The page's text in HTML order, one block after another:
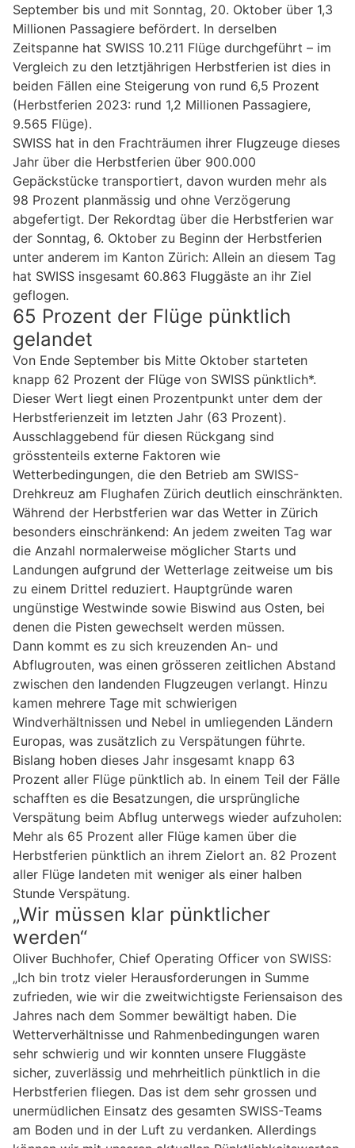
September bis und mit Sonntag, 20. Oktober über 1,3
Millionen Passagiere befördert. In derselben
Zeitspanne hat SWISS 10.211 Flüge durchgeführt – im
Vergleich zu den letztjährigen Herbstferien ist dies in
beiden Fällen eine Steigerung von rund 6,5 Prozent
(Herbstferien 2023: rund 1,2 Millionen Passagiere,
9.565 Flüge).
SWISS hat in den Frachträumen ihrer Flugzeuge dieses
Jahr über die Herbstferien über 900.000
Gepäckstücke transportiert, davon wurden mehr als
98 Prozent planmässig und ohne Verzögerung
abgefertigt. Der Rekordtag über die Herbstferien war
der Sonntag, 6. Oktober zu Beginn der Herbstferien
unter anderem im Kanton Zürich: Allein an diesem Tag
hat SWISS insgesamt 60.863 Fluggäste an ihr Ziel
geflogen.
65 Prozent der Flüge pünktlich
gelandet
Von Ende September bis Mitte Oktober starteten
knapp 62 Prozent der Flüge von SWISS pünktlich*.
Dieser Wert liegt einen Prozentpunkt unter dem der
Herbstferienzeit im letzten Jahr (63 Prozent).
Ausschlaggebend für diesen Rückgang sind
grösstenteils externe Faktoren wie
Wetterbedingungen, die den Betrieb am SWISS-
Drehkreuz am Flughafen Zürich deutlich einschränkten.
Während der Herbstferien war das Wetter in Zürich
besonders einschränkend: An jedem zweiten Tag war
die Anzahl normalerweise möglicher Starts und
Landungen aufgrund der Wetterlage zeitweise um bis
zu einem Drittel reduziert. Hauptgründe waren
ungünstige Westwinde sowie Biswind aus Osten, bei
denen die Pisten gewechselt werden müssen.
Dann kommt es zu sich kreuzenden An- und
Abflugrouten, was einen grösseren zeitlichen Abstand
zwischen den landenden Flugzeugen verlangt. Hinzu
kamen mehrere Tage mit schwierigen
Windverhältnissen und Nebel in umliegenden Ländern
Europas, was zusätzlich zu Verspätungen führte.
Bislang hoben dieses Jahr insgesamt knapp 63
Prozent aller Flüge pünktlich ab. In einem Teil der Fälle
schafften es die Besatzungen, die ursprüngliche
Verspätung beim Abflug unterwegs wieder aufzuholen:
Mehr als 65 Prozent aller Flüge kamen über die
Herbstferien pünktlich an ihrem Zielort an. 82 Prozent
aller Flüge landeten mit weniger als einer halben
Stunde Verspätung.
„Wir müssen klar pünktlicher
werden“
Oliver Buchhofer, Chief Operating Officer von SWISS:
„Ich bin trotz vieler Herausforderungen in Summe
zufrieden, wie wir die zweitwichtigste Feriensaison des
Jahres nach dem Sommer bewältigt haben. Die
Wetterverhältnisse und Rahmenbedingungen waren
sehr schwierig und wir konnten unsere Fluggäste
sicher, zuverlässig und mehrheitlich pünktlich in die
Herbstferien fliegen. Das ist dem sehr grossen und
unermüdlichen Einsatz des gesamten SWISS-Teams
am Boden und in der Luft zu verdanken. Allerdings